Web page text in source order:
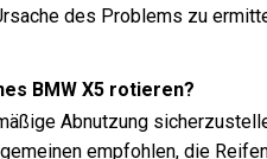
des Problems zu
BMW X5 rotieren?
Abnutzung
empfohlen, die